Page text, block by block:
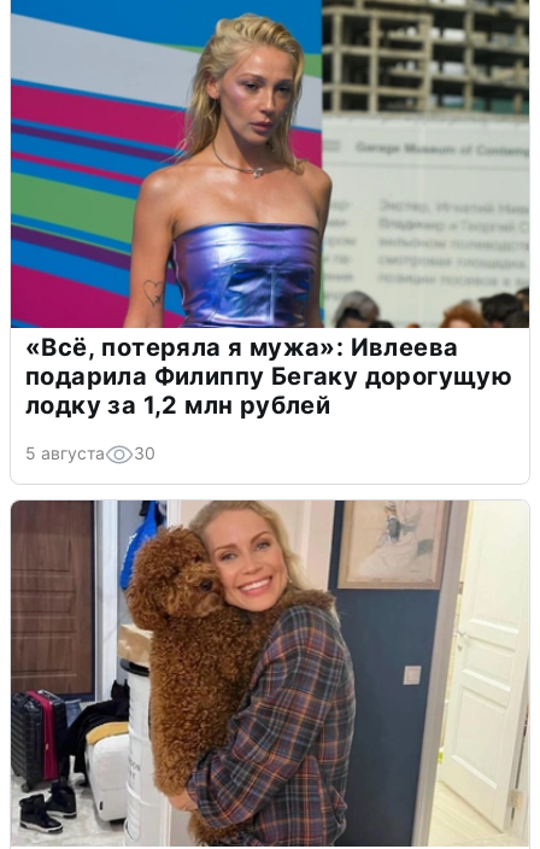
«Всё, потеряла я мужа»: Ивлеева
подарила Филиппу Бегаку дорогущую
лодку за 1,2 млн рублей
5 августа 30